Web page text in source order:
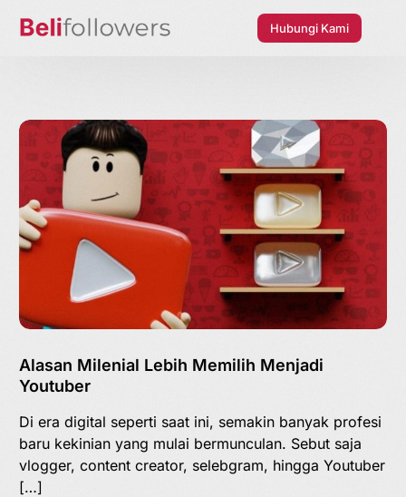
Hubungi Kami
Alasan Milenial Lebih Memilih Menjadi
Youtuber
Di era digital seperti saat ini, semakin banyak profesi
baru kekinian yang mulai bermunculan. Sebut saja
vlogger, content creator, selebgram, hingga Youtuber
[…]